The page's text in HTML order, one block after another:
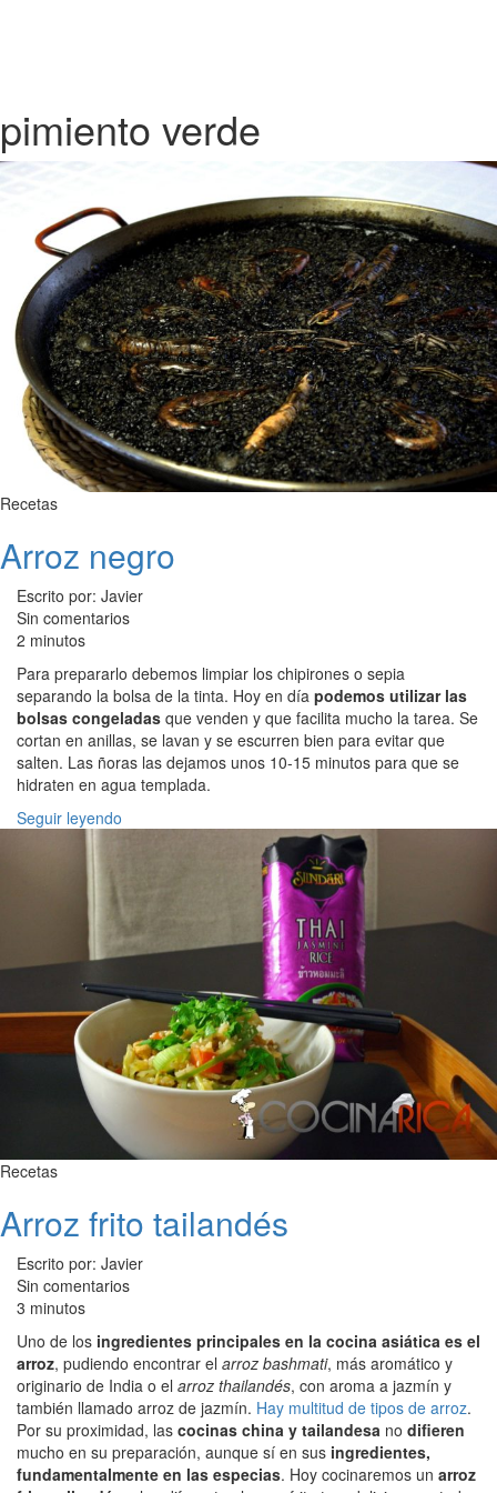
pimiento verde
Recetas
Arroz negro
Escrito por: Javier
Sin comentarios
2 minutos
Para prepararlo debemos limpiar los chipirones o sepia
separando la bolsa de la tinta. Hoy en día podemos utilizar las
bolsas congeladas que venden y que facilita mucho la tarea. Se
cortan en anillas, se lavan y se escurren bien para evitar que
salten. Las ñoras las dejamos unos 10-15 minutos para que se
hidraten en agua templada.
Seguir leyendo
Recetas
Arroz frito tailandés
Escrito por: Javier
Sin comentarios
3 minutos
Uno de los ingredientes principales en la cocina asiática es el
arroz, pudiendo encontrar el arroz bashmati, más aromático y
originario de India o el arroz thailandés, con aroma a jazmín y
también llamado arroz de jazmín. Hay multitud de tipos de arroz.
Por su proximidad, las cocinas china y tailandesa no difieren
mucho en su preparación, aunque sí en sus ingredientes,
fundamentalmente en las especias. Hoy cocinaremos un arroz